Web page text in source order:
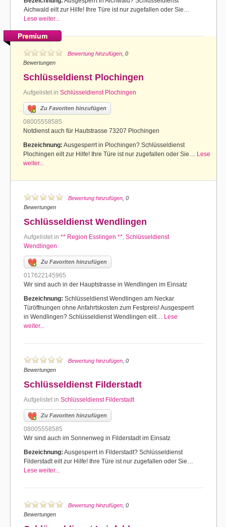
Aichwald eilt zur Hilfe! Ihre Türe ist nur zugefallen oder Sie…
Lese weiter...
Premium
Bewertung hinzufügen , 0
Bewertungen
Schlüsseldienst Plochingen
Aufgelistet in Schlüsseldienst Plochingen
Zu Favoriten hinzufügen
08005558585
Notdienst auch für Hautstrasse 73207 Plochingen
Bezeichnung: Ausgesperrt in Plochingen? Schlüsseldienst
Plochingen eilt zur Hilfe! Ihre Türe ist nur zugefallen oder Sie… Lese
weiter...
Bewertung hinzufügen , 0
Bewertungen
Schlüsseldienst Wendlingen
Aufgelistet in ** Region Esslingen **, Schlüsseldienst
Wendlingen
Zu Favoriten hinzufügen
017622145965
Wir sind auch in der Hauptstrasse in Wendlingen im Einsatz
Bezeichnung: Schlüsseldienst Wendlingen am Neckar
Türöffnungen ohne Anfahrtskosten zum Festpreis! Ausgesperrt
in Wendlingen? Schlüsseldienst Wendlingen eilt… Lese
weiter...
Bewertung hinzufügen , 0
Bewertungen
Schlüsseldienst Filderstadt
Aufgelistet in Schlüsseldienst Filderstadt
Zu Favoriten hinzufügen
08005558585
Wir sind auch im Sonnenweg in Filderstadt im Einsatz
Bezeichnung: Ausgesperrt in Filderstadt? Schlüsseldienst
Filderstadt eilt zur Hilfe! Ihre Türe ist nur zugefallen oder Sie…
Lese weiter...
Bewertung hinzufügen , 0
Bewertungen